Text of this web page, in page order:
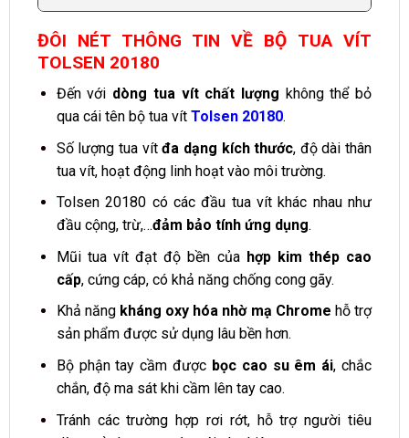
ĐÔI NÉT THÔNG TIN VỀ BỘ TUA VÍT
TOLSEN 20180
Đến với dòng tua vít chất lượng không thể bỏ
qua cái tên bộ tua vít Tolsen 20180.
Số lượng tua vítđa dạng kích thước, độ dài thân
tua vít, hoạt động linh hoạt vào môi trường.
Tolsen 20180 có các đầu tua vít khác nhau như
đầu cộng, trừ,…đảm bảo tính ứng dụng.
Mũi tua vít đạt độ bền củahợp kim thép cao
cấp, cứng cáp, có khả năng chống cong gãy.
Khả năng kháng oxy hóa nhờ mạ Chrome hỗ trợ
sản phẩm được sử dụng lâu bền hơn.
Bộ phận tay cầm được bọc cao su êm ái, chắc
chắn, độ ma sát khi cầm lên tay cao.
Tránh các trường hợp rơi rớt, hỗ trợ người tiêu